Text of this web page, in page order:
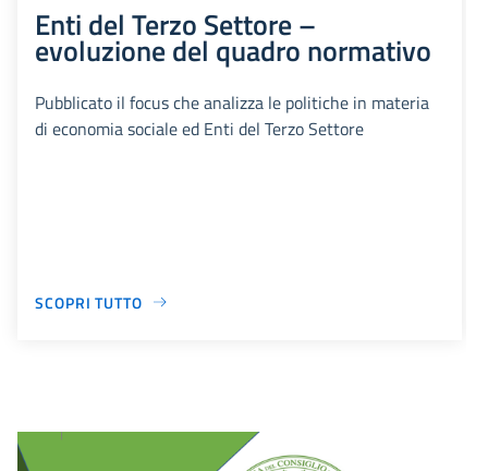
Enti del Terzo Settore –
evoluzione del quadro normativo
Pubblicato il focus che analizza le politiche in materia
di economia sociale ed Enti del Terzo Settore
SCOPRI TUTTO